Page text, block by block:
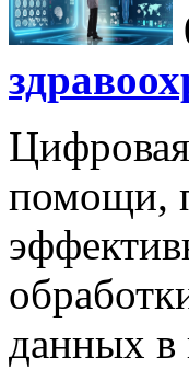
помощи,
данных в